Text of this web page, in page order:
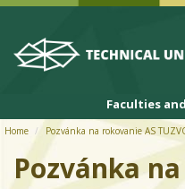
Skip to cookies
Skip to navigation
Skip to main content
Faculties
Home Pozvánka na rokovanie AS
Pozvánka